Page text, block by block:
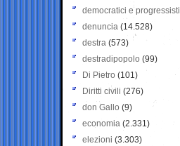
democratici e progressisti
denuncia (14.528)
destra (573)
destradipopolo (99)
Di Pietro (101)
Diritti civili (276)
don Gallo (9)
economia (2.331)
elezioni (3.303)